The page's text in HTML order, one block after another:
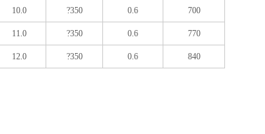
10.0 ?350 0.6 700
11.0 ?350 0.6 770
12.0 ?350 0.6 840